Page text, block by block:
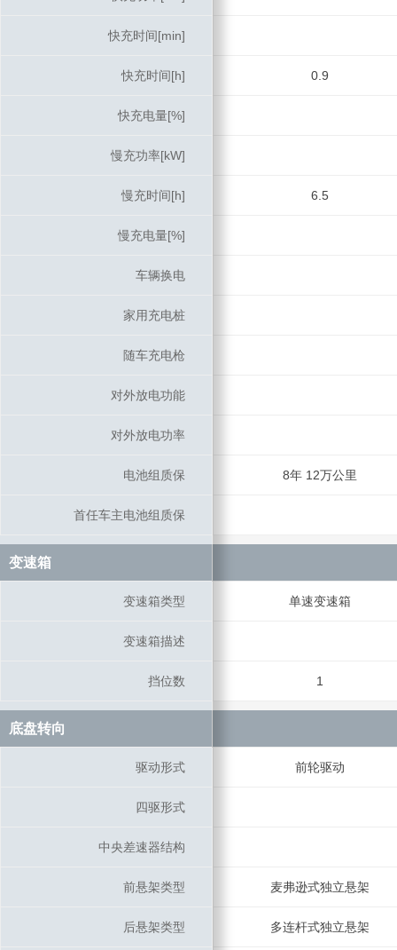
快充时间[min]
快充时间[h] 0.9
快充电量[%]
慢充功率[kW]
慢充时间[h] 6.5
慢充电量[%]
车辆换电
家用充电桩
随车充电枪
对外放电功能
对外放电功率
电池组质保 8年 12万公里
首任车主电池组质保
变速箱
变速箱类型 单速变速箱
变速箱描述
挡位数 1
底盘转向
驱动形式 前轮驱动
四驱形式
中央差速器结构
前悬架类型 麦弗逊式独立悬架
后悬架类型 多连杆式独立悬架
快充时间[min]
快充时间[h]
快充电量[%]
慢充功率[kW]
慢充时间[h]
慢充电量[%]
车辆换电
家用充电桩
随车充电枪
对外放电功能
对外放电功率
电池组质保
首任车主电池组质保
变速箱
变速箱类型
变速箱描述
挡位数
底盘转向
驱动形式
四驱形式
中央差速器结构
前悬架类型
后悬架类型